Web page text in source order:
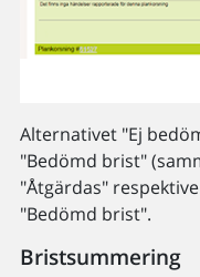
Alternativet "Ej
"Bedömd brist"
"Åtgärdas"
"Bedömd brist".
Bristsummering